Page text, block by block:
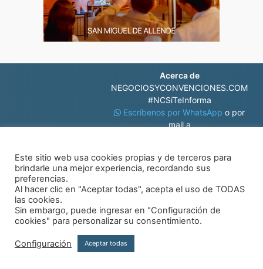
Acerca de
NEGOCIOSYCONVENCIONES.COM
#NCSíTeInforma
Escríbenos por WhatsAppo por
mail a
© Negocios y Convenciones
Aviso de privacidad
Este sitio web usa cookies propias y de terceros para
brindarle una mejor experiencia, recordando sus
preferencias.
Al hacer clic en "Aceptar todas", acepta el uso de TODAS
las cookies.
Sin embargo, puede ingresar en "Configuración de
cookies" para personalizar su consentimiento.
Configuración Aceptar todas